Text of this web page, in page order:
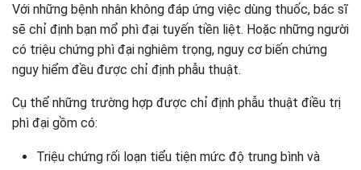
Với những bệnh nhân không đáp ứng việc dùng thuốc, bác sĩ
sẽ chỉ định bạn mổ phì đại tuyến tiền liệt. Hoặc những người
có triệu chứng phì đại nghiêm trọng, nguy cơ biến chứng
nguy hiểm đều được chỉ định phẫu thuật.
Cụ thể những trường hợp được chỉ định phẫu thuật điều trị
phì đại gồm có:
Triệu chứng rối loạn tiểu tiện mức độ trung bình và